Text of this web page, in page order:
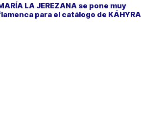
LA JEREZANA se pone muy
para el catálogo de KÁHYRA